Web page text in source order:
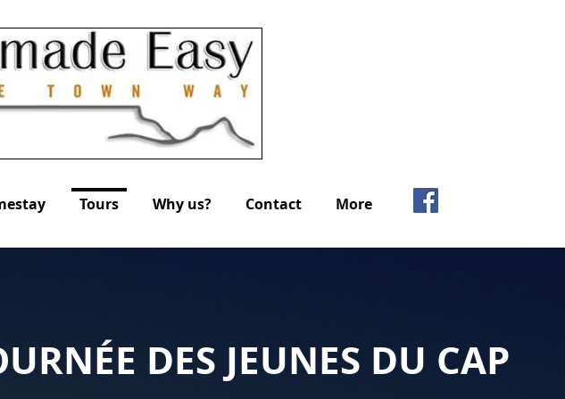
Tours Why us? Contact More
DES JEUNES DU CAP